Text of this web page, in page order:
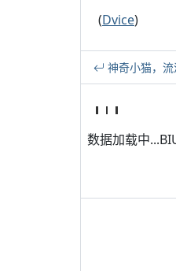
(Dvice)
神奇小猫，
数据加载中